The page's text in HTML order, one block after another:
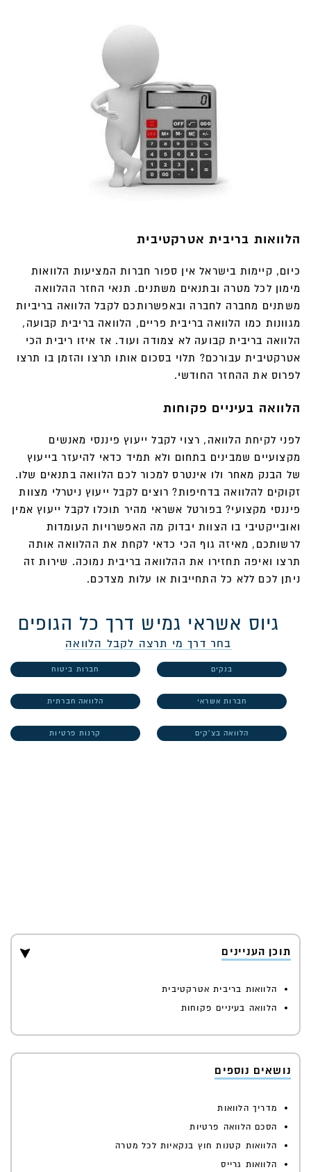
הלוואות בריבית אטרקטיבית
כיום, קיימות בישראל אין ספור חברות המציעות הלוואות
מימון לכל מטרה ובתנאים משתנים. תנאי החזר ההלוואה
משתנים מחברה לחברה ובאפשרותכם לקבל הלוואה בריביות
מגוונות כמו הלוואה בריבית פריים, הלוואה בריבית קבועה,
הלוואה בריבית קבועה לא צמודה ועוד. אז איזו ריבית הכי
אטרקטיבית עבורכם? תלוי בסכום אותו תרצו והזמן בו תרצו
לפרוס את ההחזר החודשי.
הלוואה בעיניים פקוחות
לפני לקיחת הלוואה, רצוי לקבל ייעוץ פיננסי מאנשים
מקצועיים שמבינים בתחום ולא תמיד כדאי להיעזר בייעוץ
של הבנק מאחר ולו אינטרס למכור לכם הלוואה בתנאים שלו.
זקוקים להלוואה בדחיפות? רוצים לקבל ייעוץ ניטרלי מצוות
פיננסי מקצועי? בפורטל אשראי מהיר תוכלו לקבל ייעוץ אמין
ואובייקטיבי בו הצוות יבדוק מה האפשרויות העומדות
לרשותכם, מאיזה גוף הכי כדאי לקחת את ההלוואה אותה
תרצו ואיפה תחזירו את ההלוואה בריבית נמוכה. שירות זה
ניתן לכם ללא כל התחייבות או עלות מצדכם.
גיוס אשראי גמיש דרך כל הגופים
בחר דרך מי תרצה לקבל הלוואה
בנקים חברות ביטוח
חברות אשראי הלוואה חברתית
הלוואה בצ'קים קרנות פרטיות
תוכן העניינים
הלוואות בריבית אטרקטיבית
הלוואה בעיניים פקוחות
נושאים נוספים
מדריך הלוואות
הסכם הלוואה פרטיות
הלוואות קטנות חוץ בנקאיות לכל מטרה
הלוואות גרייס